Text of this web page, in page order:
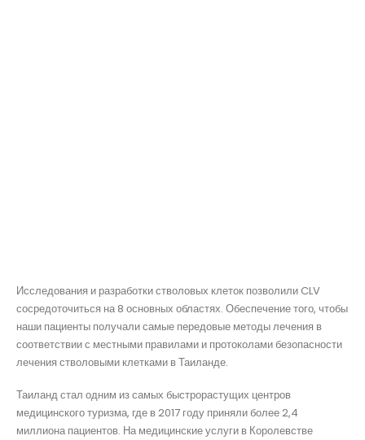
Исследования и разработки стволовых клеток позволили CLV
сосредоточиться на 8 основных областях. Обеспечение того, чтобы
наши пациенты получали самые передовые методы лечения в
соответствии с местными правилами и протоколами безопасности
лечения стволовыми клетками в Таиланде.
Таиланд стал одним из самых быстрорастущих центров
медицинского туризма, где в 2017 году приняли более 2,4
миллиона пациентов. На медицинские услуги в Королевстве